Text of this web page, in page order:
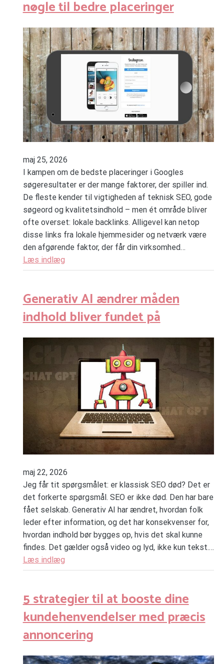
nøgle til bedre placeringer
maj 25, 2026
I kampen om de bedste placeringer i Googles
søgeresultater er der mange faktorer, der spiller ind.
De fleste kender til vigtigheden af teknisk SEO, gode
søgeord og kvalitetsindhold – men ét område bliver
ofte overset: lokale backlinks. Alligevel kan netop
disse links fra lokale hjemmesider og netværk være
den afgørende faktor, der får din virksomhed…
Læs indlæg
Generativ AI ændrer måden
indhold bliver fundet på
maj 22, 2026
Jeg får tit spørgsmålet: er klassisk SEO død? Det er
det forkerte spørgsmål. SEO er ikke død. Den har bare
fået selskab. Generativ AI har ændret, hvordan folk
leder efter information, og det har konsekvenser for,
hvordan indhold bør bygges op, hvis det skal kunne
findes. Det gælder også video og lyd, ikke kun tekst.…
Læs indlæg
5 strategier til at booste dine
kundehenvendelser med præcis
annoncering